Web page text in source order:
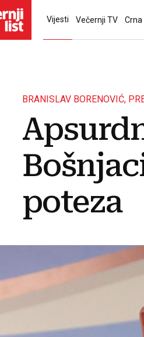
Vijesti Večernji TV Crna
BRANISLAV BORENOVIĆ,
poteza